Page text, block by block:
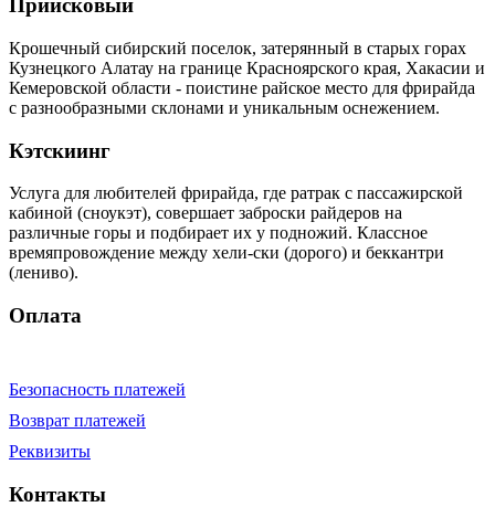
Приисковый
Крошечный сибирский поселок, затерянный в старых горах
Кузнецкого Алатау на границе Красноярского края, Хакасии и
Кемеровской области - поистине райское место для фрирайда
с разнообразными склонами и уникальным оснежением.
Кэтскиинг
Услуга для любителей фрирайда, где ратрак с пассажирской
кабиной (сноукэт), совершает заброски райдеров на
различные горы и подбирает их у подножий. Классное
времяпровождение между хели-ски (дорого) и беккантри
(лениво).
Оплата
Безопасность платежей
Возврат платежей
Реквизиты
Контакты